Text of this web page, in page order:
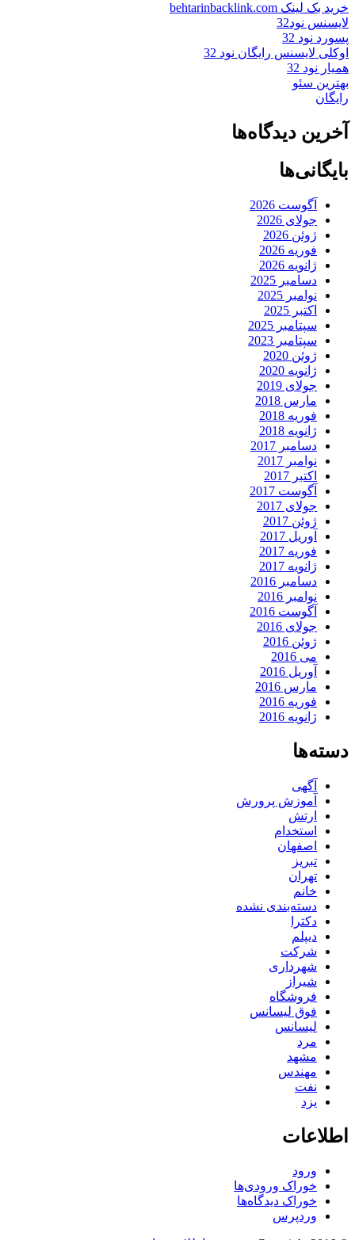
خرید بک لینک behtarinbacklink.com
لایسنس نود32
پسورد نود 32
اوکلی لایسنس رایگان نود 32
همیار نود 32
بهترین سئو
رایگان
آخرین دیدگاه‌ها
بایگانی‌ها
آگوست 2026
جولای 2026
ژوئن 2026
فوریه 2026
ژانویه 2026
دسامبر 2025
نوامبر 2025
اکتبر 2025
سپتامبر 2025
سپتامبر 2023
ژوئن 2020
ژانویه 2020
جولای 2019
مارس 2018
فوریه 2018
ژانویه 2018
دسامبر 2017
نوامبر 2017
اکتبر 2017
آگوست 2017
جولای 2017
ژوئن 2017
آوریل 2017
فوریه 2017
ژانویه 2017
دسامبر 2016
نوامبر 2016
آگوست 2016
جولای 2016
ژوئن 2016
می 2016
آوریل 2016
مارس 2016
فوریه 2016
ژانویه 2016
دسته‌ها
آگهی
آموزش پرورش
ارتش
استخدام
اصفهان
تبریز
تهران
خانم
دسته‌بندی نشده
دکترا
دیپلم
شرکت
شهرداری
شیراز
فروشگاه
فوق لیسانس
لیسانس
مرد
مشهد
مهندس
نفت
یزد
اطلاعات
ورود
خوراک ورودی‌ها
خوراک دیدگاه‌ها
وردپرس